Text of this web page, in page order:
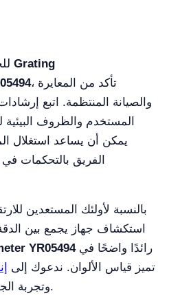
Grating
، تأكد من المعايرة
والصيانة المنتظمة. اتبع
المستخدم والظروف
يمكن أن يساعد استغلال
الفريق بالتحكمات
بالنسبة لأولئك المستعدين
استكشاف جهاز يجمع بين
YR05494رائدًا واضحًا في
تميز قياس الألوان. ندعوك إلى
وتجربة الجودة بنفسك.